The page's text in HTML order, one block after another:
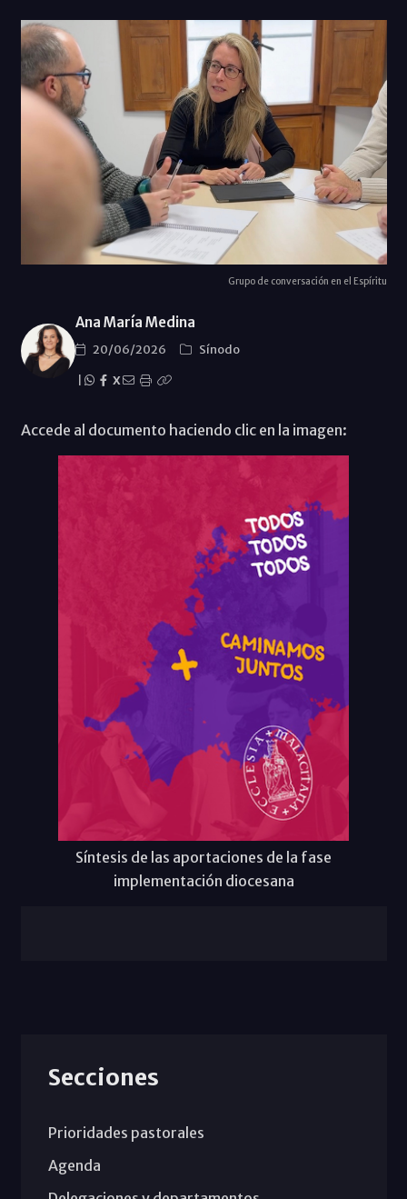
Grupo de conversación en el Espíritu
Ana María Medina
20/06/2026
Sínodo
X
Accede al documento haciendo clic en la imagen:
Síntesis de las aportaciones de la fase
implementación diocesana
Secciones
Prioridades pastorales
Agenda